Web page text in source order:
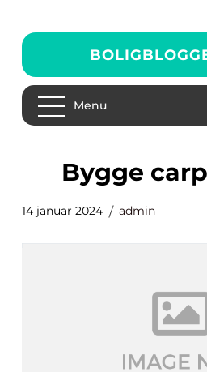
Menu
bygge
14 januar 2024 admin